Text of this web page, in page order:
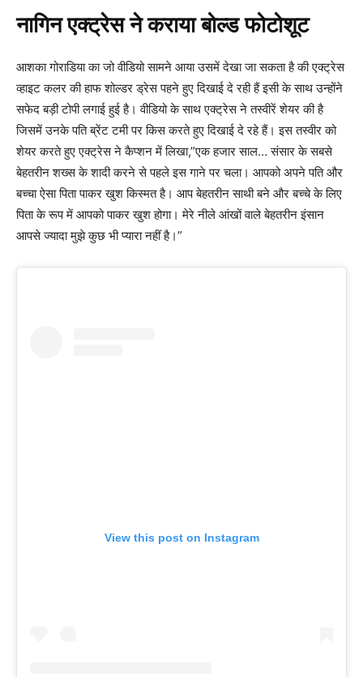
नागिन एक्ट्रेस ने कराया बोल्ड फोटोशूट
आशका गोराडिया का जो वीडियो सामने आया उसमें देखा जा सकता है की एक्ट्रेस
व्हाइट कलर की हाफ शोल्डर ड्रेस पहने हुए दिखाई दे रही हैं इसी के साथ उन्होंने
सफेद बड़ी टोपी लगाई हुई है। वीडियो के साथ एक्ट्रेस ने तस्वीरें शेयर की है
जिसमें उनके पति ब्रेंट टमी पर किस करते हुए दिखाई दे रहे हैं। इस तस्वीर को
शेयर करते हुए एक्ट्रेस ने कैप्शन में लिखा,”एक हजार साल… संसार के सबसे
बेहतरीन शख्स के शादी करने से पहले इस गाने पर चला। आपको अपने पति और
बच्चा ऐसा पिता पाकर खुश किस्मत है। आप बेहतरीन साथी बने और बच्चे के लिए
पिता के रूप में आपको पाकर खुश होगा। मेरे नीले आंखों वाले बेहतरीन इंसान
आपसे ज्यादा मुझे कुछ भी प्यारा नहीं है।”
View this post on Instagram